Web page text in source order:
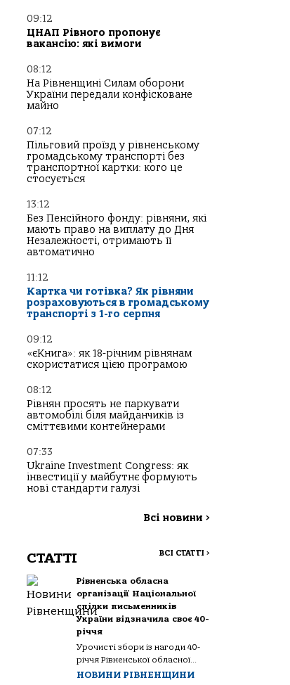
09:12
ЦНАП Рівного пропонує
вакансію: які вимоги
08:12
На Рівненщині Силам оборони
України передали конфісковане
майно
07:12
Пільговий проїзд у рівненському
громадському транспорті без
транспортної картки: кого це
стосується
13:12
Без Пенсійного фонду: рівняни, які
мають право на виплату до Дня
Незалежності, отримають її
автоматично
11:12
Картка чи готівка? Як рівняни
розраховуються в громадському
транспорті з 1-го серпня
09:12
«єКнига»: як 18-річним рівнянам
скористатися цією програмою
08:12
Рівнян просять не паркувати
автомобілі біля майданчиків із
сміттєвими контейнерами
07:33
Ukraine Investment Congress: як
інвестиції у майбутнє формують
нові стандарти галузі
Всі новини >
СТАТТІ ВСІ СТАТТІ >
Рівненська обласна
організації Національної
спілки письменників
України відзначила своє 40-
річчя
Урочисті збори із нагоди 40-
річчя Рівненської обласної...
НОВИНИ РІВНЕНЩИНИ